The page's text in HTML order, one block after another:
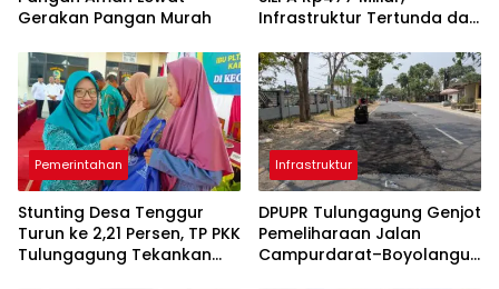
Gerakan Pangan Murah
Infrastruktur Tertunda dan
Pemerintahan
Stunting Desa Tenggur
Turun ke 2,21 Persen, TP PKK
Tulungagung Tekankan
Infrastruktur
DPUPR Tulungagung Genjot
Pemeliharaan Jalan
Campurdarat–Boyolangu,